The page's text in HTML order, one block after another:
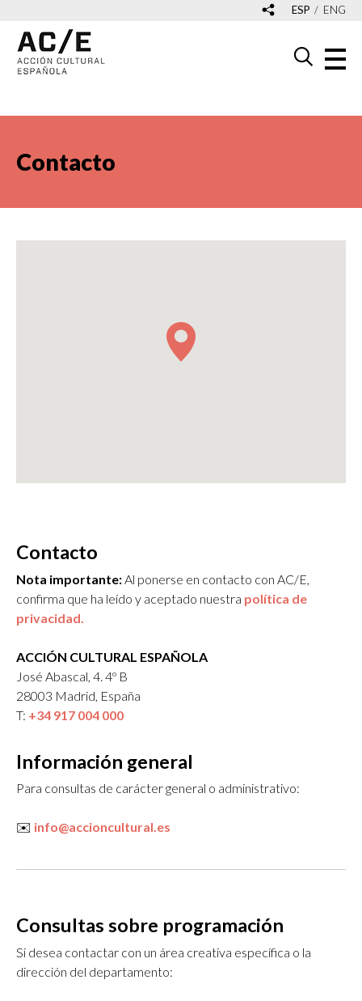
ESP ENG
Contacto
Contacto
Nota importante: Al ponerse en contacto con AC/E,
confirma que ha leído y aceptado nuestra política de
privacidad.
ACCIÓN CULTURAL ESPAÑOLA
José Abascal, 4. 4º B
28003 Madrid, España
T: +34 917 004 000
Información general
Para consultas de carácter general o administrativo:
✉️ info@accioncultural.es
Consultas sobre programación
Si desea contactar con un área creativa específica o la
dirección del departamento: